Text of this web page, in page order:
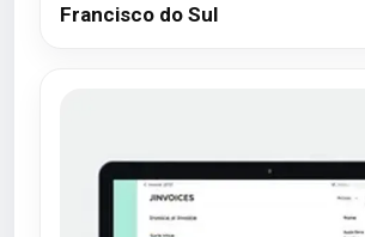
Francisco do Sul